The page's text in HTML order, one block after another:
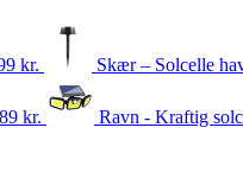
kr. Skær – Solcelle
kr. Ravn - Kraftig